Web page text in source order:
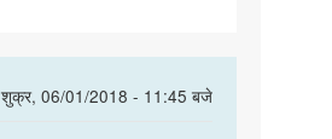
शुक्र, 06/01/2018 - 11:45 बजे